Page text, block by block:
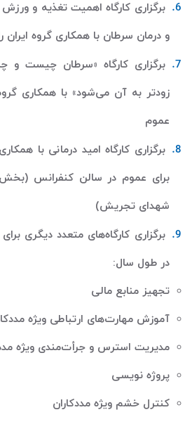
برگزاری کارگاه اهمیت تغذیه و
و درمان سرطان با همکاری گروه ایران
برگزاری کارگاه «سرطان چیست و
زودتر به آن می‌شود» با همکاری گروه
عموم
برگزاری کارگاه امید درمانی با
برای عموم در سالن کنفرانس (بخش
شهدای تجریش)
برگزاری کارگاه‌های متعدد دیگری
در طول سال:
تجهیز منابع مالی
آموزش مهارت‌های ارتباطی ویژه
مدیریت استرس و جرأت‌مندی ویژه
پروژه نویسی
کنترل خشم ویژه مددکاران